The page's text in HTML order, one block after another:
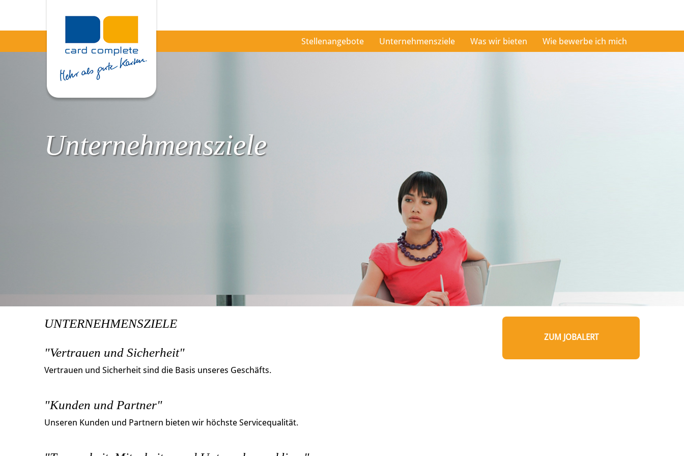
Stellenangebote Unternehmensziele Was wir bieten Wie bewerbe ich mich
Unternehmensziele
ZUM JOBALERT
UNTERNEHMENSZIELE
"Vertrauen und Sicherheit"
Vertrauen und Sicherheit sind die Basis unseres Geschäfts.
"Kunden und Partner"
Unseren Kunden und Partnern bieten wir höchste Servicequalität.